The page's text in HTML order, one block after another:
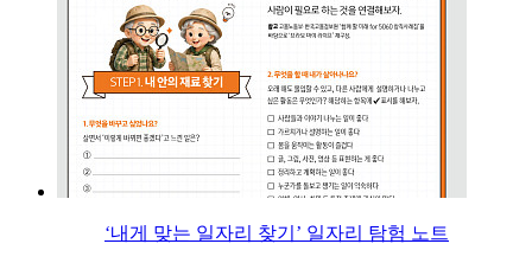
‘내게 맞는 일자리 찾기’ 일자리 탐험 노트